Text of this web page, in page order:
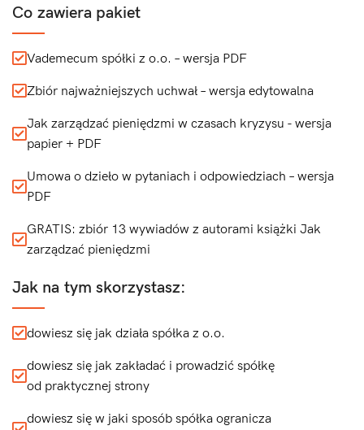
Co zawiera pakiet
Vademecum spółki z o.o. – wersja PDF
Zbiór najważniejszych uchwał – wersja edytowalna
Jak zarządzać pieniędzmi w czasach kryzysu - wersja
papier + PDF
Umowa o dzieło w pytaniach i odpowiedziach – wersja
PDF
GRATIS: zbiór 13 wywiadów z autorami książki Jak
zarządzać pieniędzmi
Jak na tym skorzystasz:
dowiesz się jak działa spółka z o.o.
dowiesz się jak zakładać i prowadzić spółkę
od praktycznej strony
dowiesz się w jaki sposób spółka ogranicza